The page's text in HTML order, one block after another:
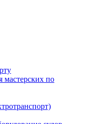
мастерских по